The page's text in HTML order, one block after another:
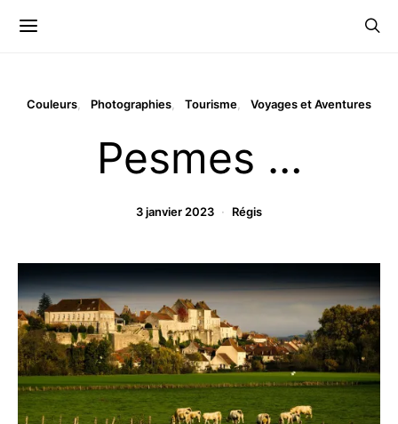
Couleurs Photographies Tourisme Voyages et Aventures
Pesmes …
3 janvier 2023 Régis